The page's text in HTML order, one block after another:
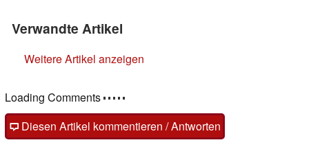
Verwandte Artikel
Weitere Artikel anzeigen
Loading Comments
Diesen Artikel kommentieren / Antworten